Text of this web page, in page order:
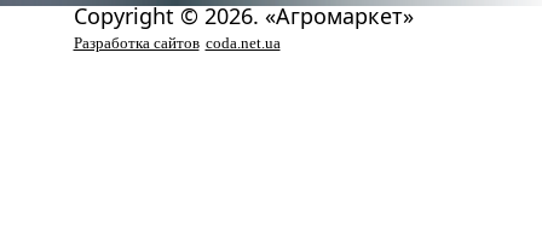
Copyright © 2026. «Агромаркет»
Разработка сайтов coda.net.ua